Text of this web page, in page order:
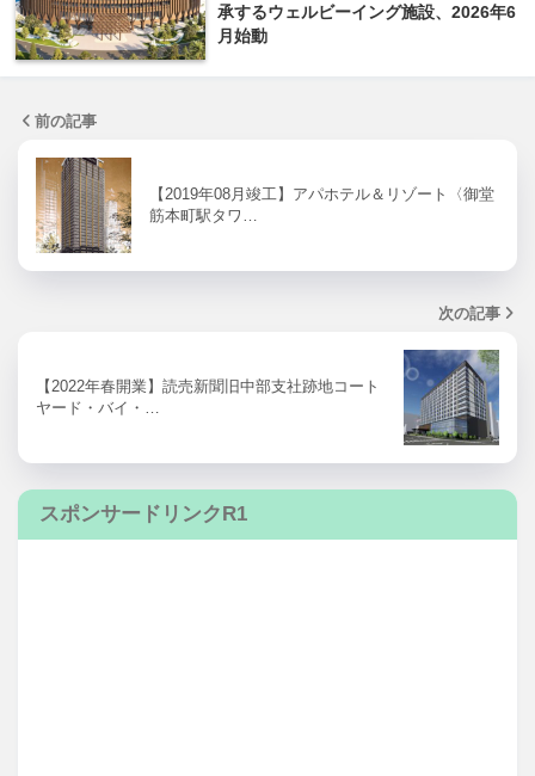
承するウェルビーイング施設、2026年6
月始動
前の記事
【2019年08月竣工】アパホテル＆リゾート〈御堂
筋本町駅タワ…
次の記事
【2022年春開業】読売新聞旧中部支社跡地コート
ヤード・バイ・…
スポンサードリンクR1